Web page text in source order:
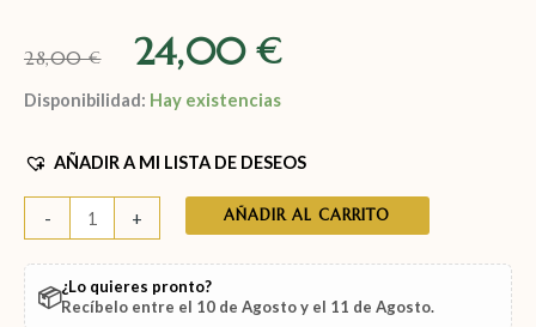
28,00€ 24,00€
Disponibilidad: Hay existencias
AÑADIR A MI LISTA DE DESEOS
- + AÑADIR AL CARRITO
📦¿Lo quieres pronto?
Recíbelo entre el 10 de Agostoy el 11 de Agosto.